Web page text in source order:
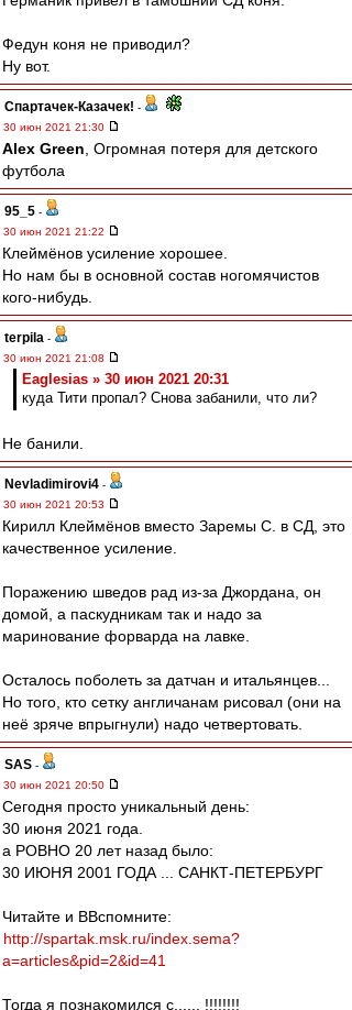
Федун коня не приводил?
Ну вот.
Спартачек-Казачек! -
30 июн 2021 21:30
Alex Green , Огромная потеря для детского
футбола
95_5 -
30 июн 2021 21:22
Клеймёнов усиление хорошее.
Но нам бы в основной состав ногомячистов
кого-нибудь.
terpila -
30 июн 2021 21:08
Eaglesias » 30 июн 2021 20:31
куда Тити пропал? Снова забанили, что ли?
Не банили.
Nevladimirovi4 -
30 июн 2021 20:53
Кирилл Клеймёнов вместо Заремы С. в СД, это
качественное усиление.
Поражению шведов рад из-за Джордана, он
домой, а паскудникам так и надо за
маринование форварда на лавке.
Осталось поболеть за датчан и итальянцев...
Но того, кто сетку англичанам рисовал (они на
неё зряче впрыгнули) надо четвертовать.
SAS -
30 июн 2021 20:50
Сегодня просто уникальный день:
30 июня 2021 года.
а РОВНО 20 лет назад было:
30 ИЮНЯ 2001 ГОДА ... САНКТ-ПЕТЕРБУРГ
Читайте и ВВспомните:
http://spartak.msk.ru/index.sema?
a=articles&pid=2&id=41
Тогда я познакомился с...... !!!!!!!!